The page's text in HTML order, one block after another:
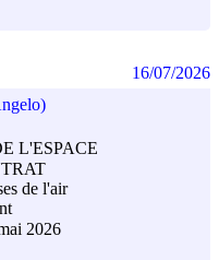
L'ESPACE
de l'air
2026
16/07/2026